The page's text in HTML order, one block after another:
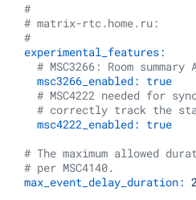
#
# matrix-rtc.home.ru:
#
experimental_features:
# MSC3266: Room
msc3266_enabled: true
# MSC4222 needed for
# correctly track the
msc4222_enabled: true
# The maximum allowed
# per MSC4140.
max_event_delay_duration: